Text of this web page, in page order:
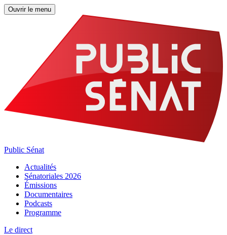
Ouvrir le menu
Public Sénat
Actualités
Sénatoriales 2026
Émissions
Documentaires
Podcasts
Programme
Le direct